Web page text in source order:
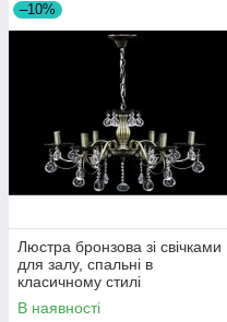
–10%
Люстра бронзова зі свічками
для залу, спальні в
класичному стилі
В наявності